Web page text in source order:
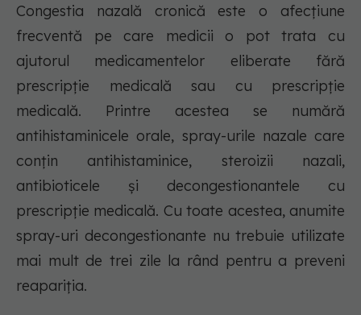
Congestia nazală cronică este o afecțiune
frecventă pe care medicii o pot trata cu
ajutorul medicamentelor eliberate fără
prescripție medicală sau cu prescripție
medicală. Printre acestea se numără
antihistaminicele orale, spray-urile nazale care
conțin antihistaminice, steroizii nazali,
antibioticele și decongestionantele cu
prescripție medicală. Cu toate acestea, anumite
spray-uri decongestionante nu trebuie utilizate
mai mult de trei zile la rând pentru a preveni
reapariția.